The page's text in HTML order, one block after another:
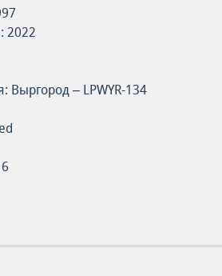
2022
Выргород – LPWYR-134